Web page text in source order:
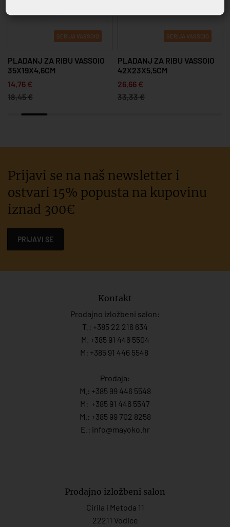
SERIJA VASSOIO
PLADANJ ZA RIBU VASSOIO
35X19X4,6CM
14,76 €
18,45 €
SERIJA VASSOIO
PLADANJ ZA RIBU VASSOIO
42X23X5,5CM
26,66 €
33,33 €
Prijavi se na naš newsletter i
ostvari 15% popusta na kupovinu
iznad 300€
PRIJAVI SE
Kontakt
Prodajno izložbeni salon:
T.: +385 22 216 634
M. +385 91 446 5504
M: +385 91 446 5548
Prodaja:
M.: +385 99 446 5548
M: +385 91 446 5547
M.: +385 99 702 8258
E.: info@mayoko. hr
Prodajno izložbeni salon
Ćirila i Metoda 11
22211 Vodice